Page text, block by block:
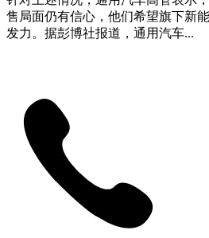
售局面仍有信心，他们希望旗下新
发力。据彭博社报道，通用汽车...